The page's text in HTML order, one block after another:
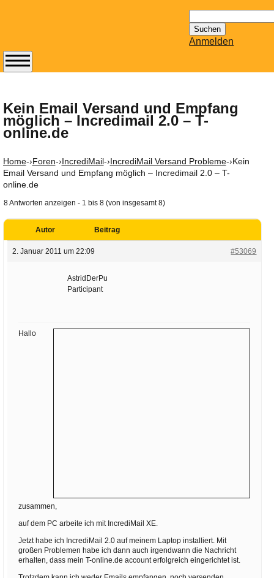
nach:
Anmelden
Kein Email Versand und Empfang
möglich – Incredimail 2.0 – T-
online.de
Home-›Foren-›IncrediMail-›IncrediMail Versand Probleme-›Kein
Email Versand und Empfang möglich – Incredimail 2.0 – T-
online.de
8 Antworten anzeigen - 1 bis 8 (von insgesamt 8)
Autor Beitrag
2. Januar 2011 um 22:09 #53069
AstridDerPu
Participant
Hallo
zusammen,
auf dem PC arbeite ich mit IncrediMail XE.
Jetzt habe ich IncrediMail 2.0 auf meinem Laptop installiert. Mit
großen Problemen habe ich dann auch irgendwann die Nachricht
erhalten, dass mein T-online.de account erfolgreich eingerichtet ist.
Abonnieren Sie den
erscheinenden
Newsletter von
Mailhilfe.de
Der ständig aktuelle
Tipps zu Thema
Email für Sie
bereithält!
Wie z.B. Outlook,
GMail, Thunderbird
oder auch
Ihre E-Mail